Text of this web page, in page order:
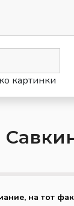
картинки
на тот